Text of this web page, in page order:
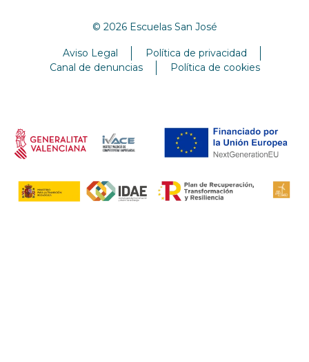
© 2026 Escuelas San José
Aviso Legal
Política de privacidad
Canal de denuncias
Política de cookies